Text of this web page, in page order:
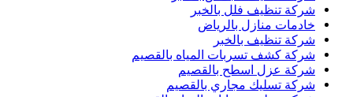
شركة تنظيف فلل بالخبر
خادمات منازل بالرياض
شركة تنظيف بالخبر
شركة كشف تسربات المياه بالقصيم
شركة عزل اسطح بالقصيم
شركة تسليك مجاري بالقصيم